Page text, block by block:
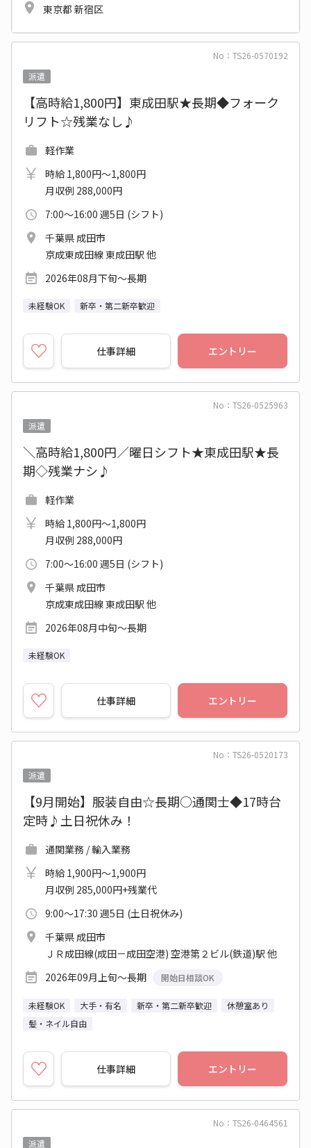
東京都 新宿区
No：TS26-0570192
派遣
【高時給1,800円】東成田駅★長期◆フォーク
リフト☆残業なし♪
軽作業
時給 1,800円～1,800円
月収例 288,000円
7:00～16:00 週5日 (シフト)
千葉県 成田市
京成東成田線 東成田駅 他
2026年08月下旬～長期
未経験OK 新卒・第二新卒歓迎
仕事詳細 エントリー
No：TS26-0525963
派遣
＼高時給1,800円／曜日シフト★東成田駅★長
期◇残業ナシ♪
軽作業
時給 1,800円～1,800円
月収例 288,000円
7:00～16:00 週5日 (シフト)
千葉県 成田市
京成東成田線 東成田駅 他
2026年08月中旬～長期
未経験OK
仕事詳細 エントリー
No：TS26-0520173
派遣
【9月開始】服装自由☆長期○通関士◆17時台
定時♪土日祝休み！
通関業務 / 輸入業務
時給 1,900円～1,900円
月収例 285,000円+残業代
9:00～17:30 週5日 (土日祝休み)
千葉県 成田市
ＪＲ成田線(成田－成田空港) 空港第２ビル(鉄道)駅 他
2026年09月上旬～長期
開始日相談OK
未経験OK 大手・有名 新卒・第二新卒歓迎
休憩室あり
髪・ネイル自由
仕事詳細 エントリー
No：TS26-0464561
派遣